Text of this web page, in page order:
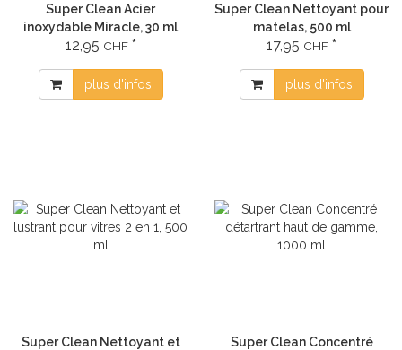
Super Clean Acier
inoxydable Miracle, 30 ml
12,95 CHF*
plus d'infos
Super Clean Nettoyant pour
matelas, 500 ml
17,95 CHF *
plus d'infos
Super Clean Nettoyant et
Super Clean Concentré